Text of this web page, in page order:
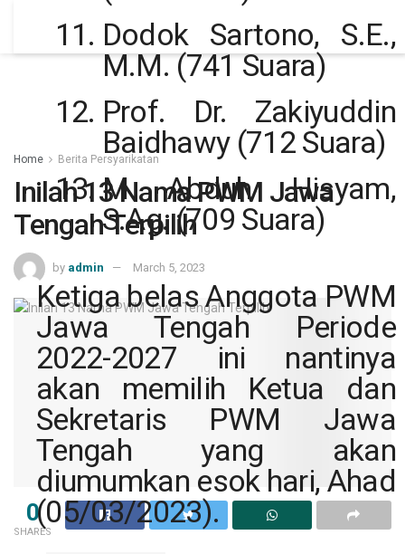
Home Berita Persyarikatan
Inilah 13 Nama PWM Jawa
Tengah Terpilih
by admin March 5, 2023
0
SHARES
Dodok Sartono, S.E.,
M.M. (741 Suara)
Prof. Dr. Zakiyuddin
Baidhawy (712 Suara)
M Abduh Hisyam,
S.Ag. (709 Suara)
Ketiga belas Anggota PWM
Jawa Tengah Periode
2022-2027 ini nantinya
akan memilih Ketua dan
Sekretaris PWM Jawa
Tengah yang akan
diumumkan esok hari, Ahad
(05/03/2023).